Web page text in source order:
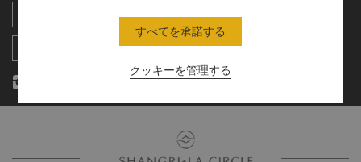
お問い合わせ
クッキーを管理する
すべてを承諾する